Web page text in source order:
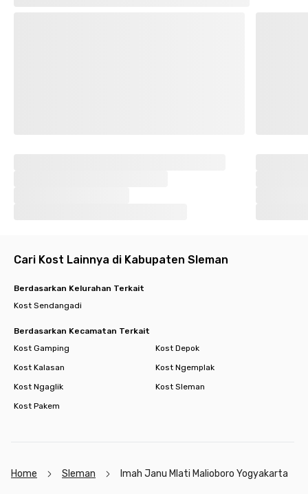
Cari Kost Lainnya di Kabupaten Sleman
Berdasarkan Kelurahan Terkait
Kost Sendangadi
Berdasarkan Kecamatan Terkait
Kost Gamping
Kost Depok
Kost Kalasan
Kost Ngemplak
Kost Ngaglik
Kost Sleman
Kost Pakem
Home Sleman Imah Janu Mlati Malioboro Yogyakarta